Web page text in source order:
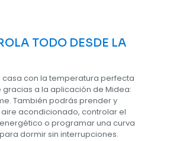
TODO DESDE LA
casa con la temperatura perfecta
gracias a la aplicación de Midea:
También podrás prender y
acondicionado, controlar el
o programar una curva
dormir sin interrupciones.